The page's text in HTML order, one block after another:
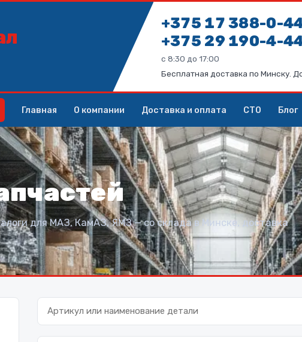
+375 17 388-0-
+375 29 190-4-
с 8:30 до 17:00
Бесплатная доставка по Минску.
Главная О компании Доставка и оплата СТО Блог
для МАЗ, КамАЗ, ЯМЗ — со склада в Минске, доставка